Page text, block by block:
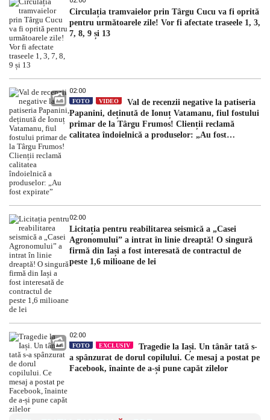
Circulația tramvaielor prin Târgu Cucu va fi oprită
pentru următoarele zile! Vor fi afectate traseele 1, 3,
7, 8, 9 și 13
02:00
FOTO VIDEO
Val de recenzii negative la patiseria
Papanini, deținută de Ionuț Vatamanu, fiul fostului
primar de la Târgu Frumos! Clienții reclamă
calitatea îndoielnică a produselor: „Au fost
02:00
Licitația pentru reabilitarea seismică a „Casei
Agronomului” a intrat în linie dreaptă! O singură
firmă din Iași a fost interesată de contractul de
peste 1,6 milioane de lei
02:00
FOTO EXCLUSIV
Tragedie la Iași. Un tânăr tată s-
a spânzurat de dorul copilului. Ce mesaj a postat pe
Facebook, înainte de a-și pune capăt zilelor